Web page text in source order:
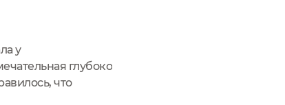
у
глубоко
что